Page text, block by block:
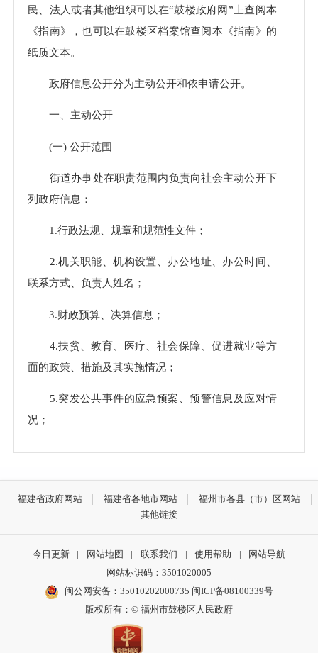
民、法人或者其他组织可以在“鼓楼政府网”上查阅本
《指南》，也可以在鼓楼区档案馆查阅本《指南》的
纸质文本。
政府信息公开分为主动公开和依申请公开。
一、主动公开
(一) 公开范围
街道办事处在职责范围内负责向社会主动公开下
列政府信息：
1.行政法规、规章和规范性文件；
2.机关职能、机构设置、办公地址、办公时间、
联系方式、负责人姓名；
3.财政预算、决算信息；
4.扶贫、教育、医疗、社会保障、促进就业等方
面的政策、措施及其实施情况；
5.突发公共事件的应急预案、预警信息及应对情
况；
6.法律、法规、规章和国家有关规定应当主动公
具体信息目录在鼓楼区政府网上公布
zjd/gxjd/fdzdgknr/)。
（二）编排体系
储各类信息，主要含以下要素：
福建省政府网站 福建省各地市网站
福州市各县（市）区网站
其他链接
今日更新 | 网站地图 | 联系我们 | 使用帮助 |
网站导航
网站标识码：3501020005
闽公网安备：35010202000735 闽ICP备08100339号
版权所有：© 福州市鼓楼区人民政府